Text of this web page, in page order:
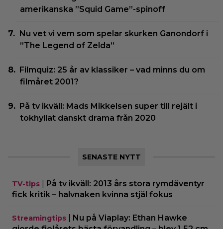
amerikanska ”Squid Game”-spinoff
Nu vet vi vem som spelar skurken Ganondorf i
”The Legend of Zelda”
Filmquiz: 25 år av klassiker – vad minns du om
filmåret 2001?
På tv ikväll: Mads Mikkelsen super till rejält i
tokhyllat danskt drama från 2020
SENASTE NYTT
TV-tips
På tv ikväll: 2013 års stora rymdäventyr
fick kritik – halvnaken kvinna stjäl fokus
Streamingtips
Nu på Viaplay: Ethan Hawke